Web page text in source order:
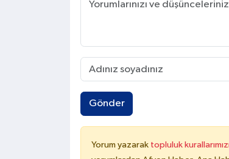
Gönder
Yorum yazarak topluluk